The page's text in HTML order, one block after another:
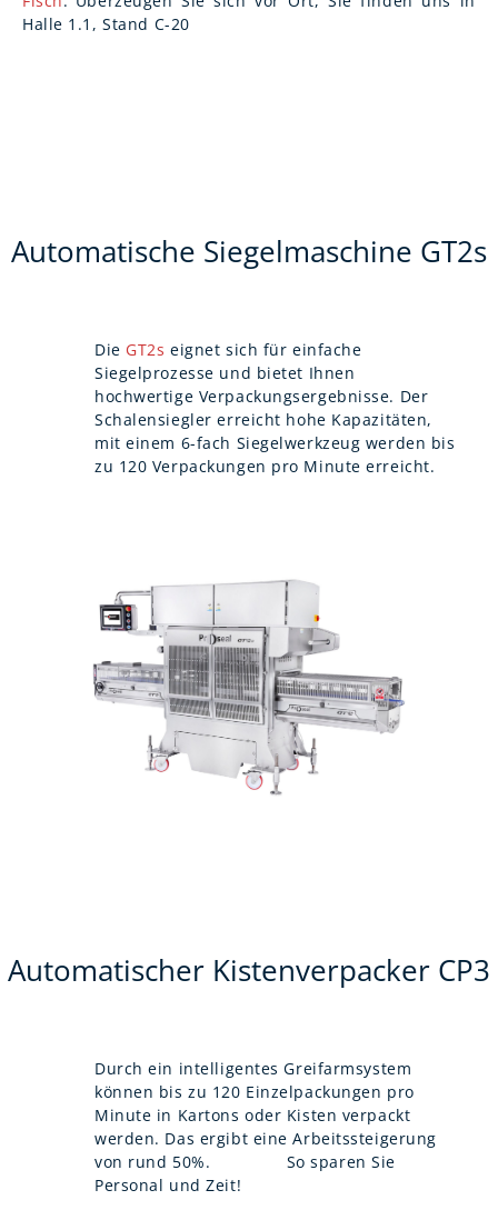
Halle 1.1, Stand C-20
Automatische Siegelmaschine GT2s
Die GT2s eignet sich für einfache
Siegelprozesse und bietet Ihnen
hochwertige Verpackungsergebnisse. Der
Schalensiegler erreicht hohe Kapazitäten,
mit einem 6-fach Siegelwerkzeug werden bis
zu 120 Verpackungen pro Minute erreicht.
Automatischer Kistenverpacker CP3
Durch ein intelligentes Greifarmsystem
können bis zu 120 Einzelpackungen pro
Minute in Kartons oder Kisten verpackt
werden. Das ergibt eine Arbeitssteigerung
von rund 50%. So sparen Sie
Personal und Zeit!